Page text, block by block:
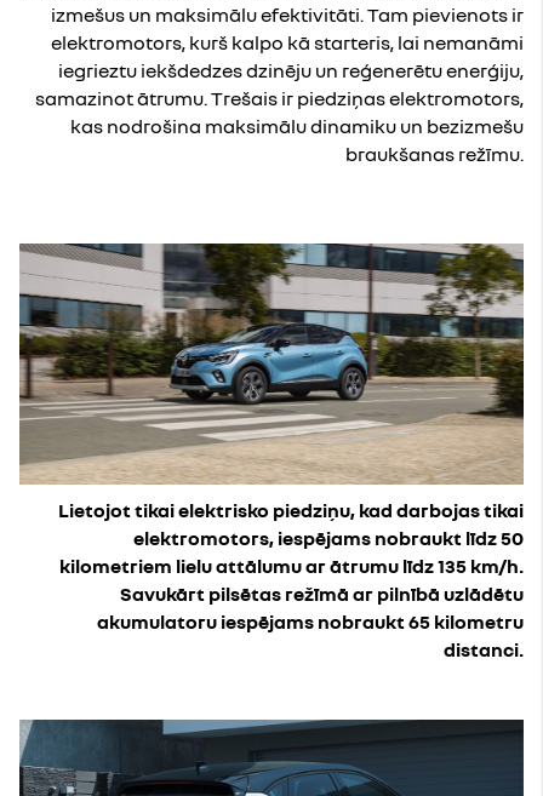
izmešus un maksimālu efektivitāti. Tam pievienots ir
elektromotors, kurš kalpo kā starteris, lai nemanāmi
iegrieztu iekšdedzes dzinēju un reģenerētu enerģiju,
samazinot ātrumu. Trešais ir piedziņas elektromotors,
kas nodrošina maksimālu dinamiku un bezizmešu
braukšanas režīmu.
Lietojot tikai elektrisko piedziņu, kad darbojas tikai
elektromotors, iespējams nobraukt līdz 50
kilometriem lielu attālumu ar ātrumu līdz 135 km/h.
Savukārt pilsētas režīmā ar pilnībā uzlādētu
akumulatoru iespējams nobraukt 65 kilometru
distanci.